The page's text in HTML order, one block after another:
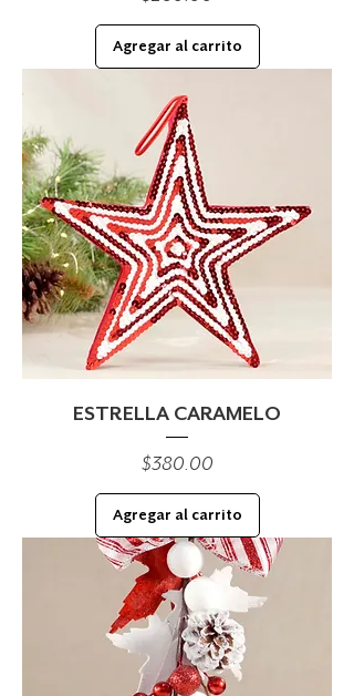
Agregar al carrito
ESTRELLA CARAMELO
Precio
$380.00
Agregar al carrito